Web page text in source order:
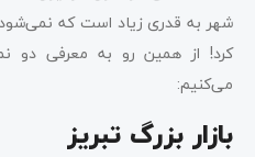
شهر به قدری زیاد است که
کرد! از همین رو به معرفی دو
می‌کنیم:
بازار بزرگ تبریز